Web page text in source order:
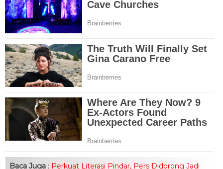
Baca Juga : Perkuat Literasi Pindar, Pers Didorong Jadi